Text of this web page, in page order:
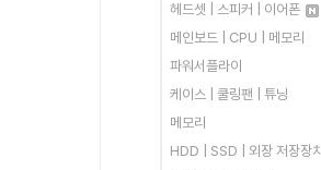
헤드셋 | 스피커 | 이어폰
메인보드 | CPU | 메모리
파워서플라이
케이스 | 쿨링팬 | 튜닝
메모리
HDD | SSD | 외장 저장장치